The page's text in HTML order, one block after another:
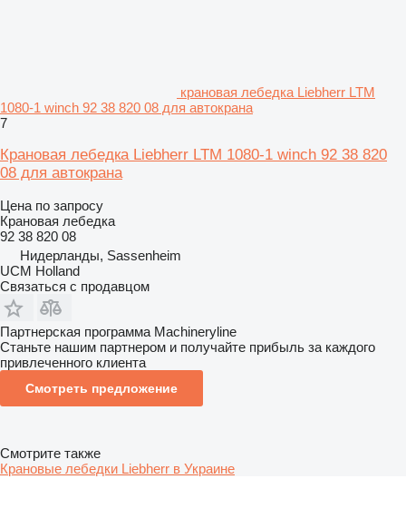
крановая лебедка Liebherr LTM
1080-1 winch 92 38 820 08 для автокрана
7
Крановая лебедка Liebherr LTM 1080-1 winch 92 38 820
08 для автокрана
Цена по запросу
Крановая лебедка
92 38 820 08
Нидерланды, Sassenheim
UCM Holland
Связаться с продавцом
Партнерская программа Machineryline
Станьте нашим партнером и получайте прибыль за каждого
привлеченного клиента
Смотреть предложение
Смотрите также
Крановые лебедки Liebherr в Украине